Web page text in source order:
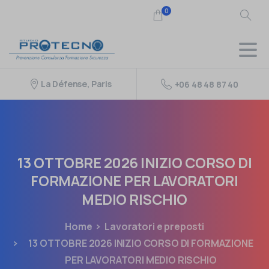
0
La Défense, Paris +06 48 48 87 40
13OTTOBRE2026 INIZIOCORSO DI
FORMAZIONE PER LAVORATORI
MEDIO RISCHIO
Home
Lavoratori e preposti
13 OTTOBRE 2026 INIZIO CORSO DI FORMAZIONE
PER LAVORATORI MEDIO RISCHIO